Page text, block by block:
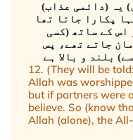
یہ (دائمی عذاب)
پکارا جاتا تھا
اس کے ساتھ (کسی
جاتے تھے، پس
بلند و بالا ہے
12. (They will be
Allah was
but if partners were
believe. So (know
Allah (alone), the